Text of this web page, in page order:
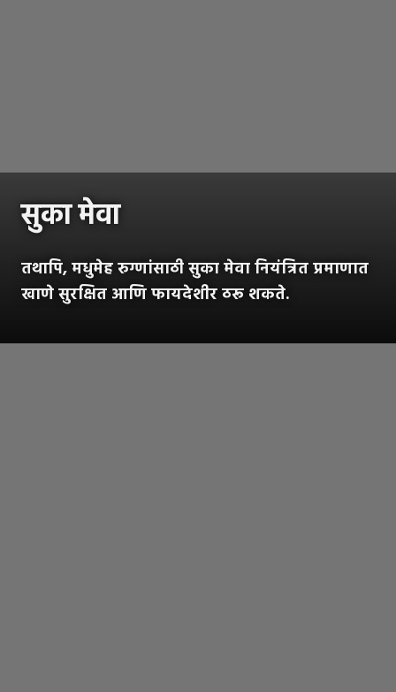
सुका मेवा
तथापि, मधुमेह रुग्णांसाठी सुका मेवा नियंत्रित प्रमाणात
खाणे सुरक्षित आणि फायदेशीर ठरू शकते.